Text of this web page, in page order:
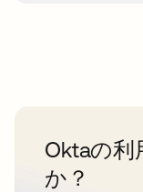
Oktaの利
か？